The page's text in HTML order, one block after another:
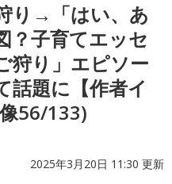
り→「はい、あ
？子育てエッセ
狩り」エピソー
話題に【作者イ
56/133)
2025年3月20日 11:30 更新